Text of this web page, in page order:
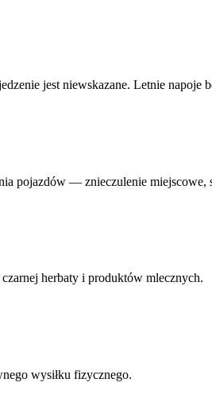
jest niewskazane. Letnie
pojazdów — znieczulenie
herbaty i produktów mlecznych.
wysiłku fizycznego.